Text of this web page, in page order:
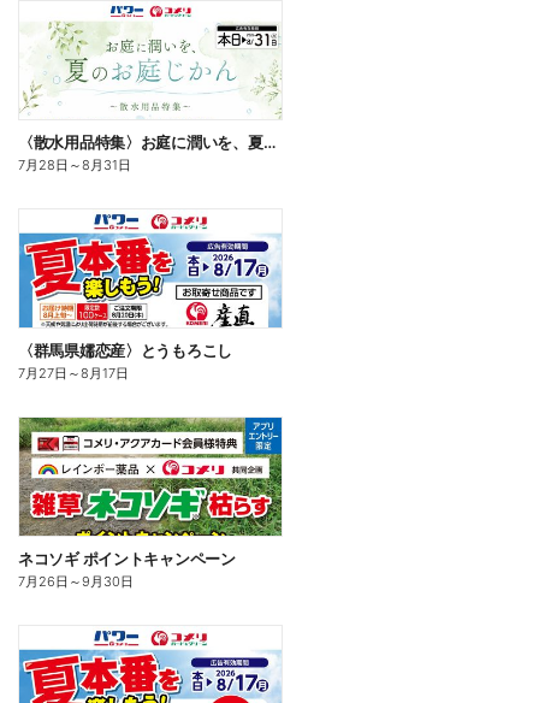
〈散水用品特集〉お庭に潤いを、夏のお庭じかん
7月28日 ～8月31日
〈群馬県嬬恋産〉とうもろこし
7月27日 ～8月17日
ネコソギ ポイントキャンペーン
7月26日 ～9月30日